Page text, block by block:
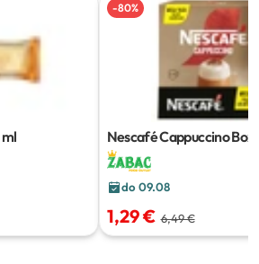
-80%
Nescafé Cappuccino Box
g
do 09.08
1,29 € 6,49 €